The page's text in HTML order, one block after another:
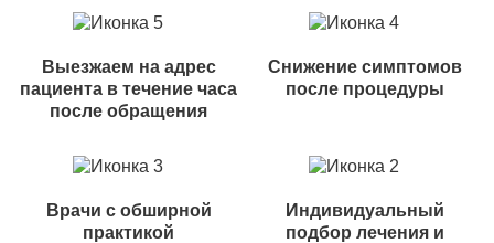
Выезжаем на адрес
пациента в течение часа
после обращения
Снижение симптомов
после процедуры
Врачи с обширной
практикой
Индивидуальный
подбор лечения и